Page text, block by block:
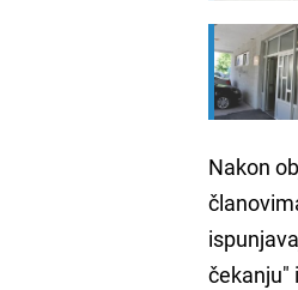
Nakon
čekanju"